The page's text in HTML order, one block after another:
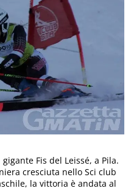
Fis del Leissé, a Pila.
cresciuta nello Sci club
la vittoria è andata al